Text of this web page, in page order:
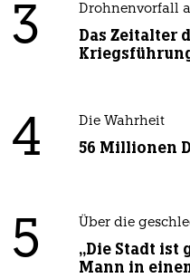
3 Drohnenvorfall
Das Zeitalter
4 Die Wahrheit
56 Millionen
5 Über die
„Die Stadt ist
Mann in